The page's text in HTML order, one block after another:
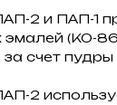
2 и ПАП-1
эмалей (КО-
счет
2